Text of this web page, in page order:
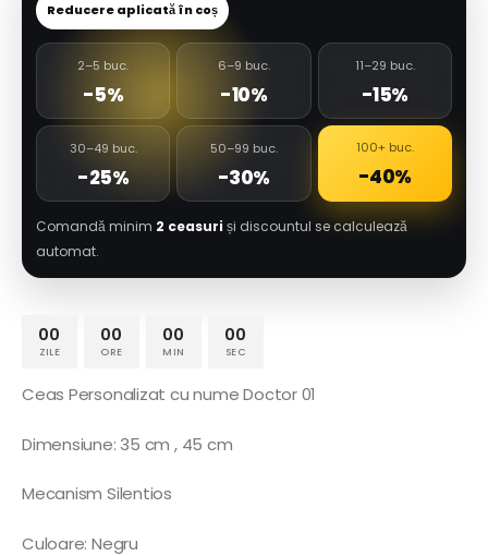
Reducere aplicată în coș
2–5 buc.
-5%
6–9 buc.
-10%
11–29 buc.
-15%
30–49 buc.
-25%
50–99 buc.
-30%
100+ buc.
-40%
Comandă minim 2 ceasuri și discountul se calculează
automat.
00
ZILE
00
ORE
00
MIN
00
SEC
Ceas Personalizat cu nume Doctor 01
Dimensiune: 35 cm , 45 cm
Mecanism Silentios
Culoare: Negru